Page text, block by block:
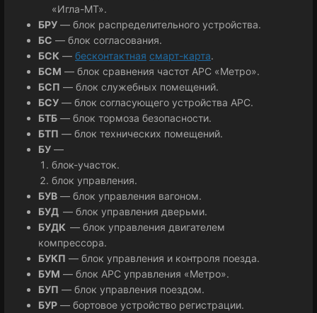
«Игла-МТ».
БРУ — блок распределительного устройства.
БС — блок согласования.
БСК — бесконтактная смарт-карта.
БСМ — блок сравнения частот АРС «Метро».
БСП — блок служебных помещений.
БСУ — блок согласующего устройства АРС.
БТБ — блок тормоза безопасности.
БТП — блок технических помещений.
БУ —
блок-участок.
блок управления.
БУВ — блок управления вагоном.
БУД — блок управления дверьми.
БУДК — блок управления двигателем
компрессора.
БУКП — блок управления и контроля поезда.
БУМ — блок АРС управления «Метро».
БУП — блок управления поездом.
БУР — бортовое устройство регистрации.